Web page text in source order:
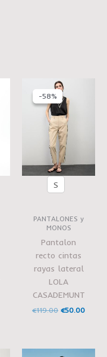
-58%
-58%
S
PANTALONES y
MONOS
Pantalon
recto cintas
rayas lateral
LOLA
CASADEMUNT
€119.00
El
precio
original
era:
€119.00.
€50.00